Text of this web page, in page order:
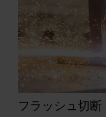
フラッシュ切断